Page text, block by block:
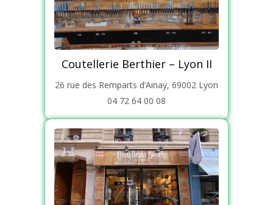
Coutellerie Berthier – Lyon II
26 rue des Remparts d’Ainay, 69002 Lyon
04 72 64 00 08